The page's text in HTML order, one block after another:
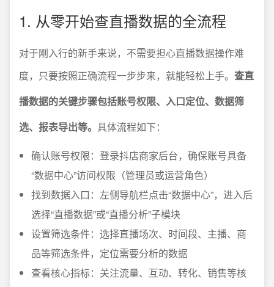
1. 从零开始查直播数据的全流程
对于刚入行的新手来说，不需要担心直播数据操作难
度，只要按照正确流程一步步来，就能轻松上手。 查直
播数据的关键步骤包括账号权限、入口定位、数据筛
选、报表导出等。 具体流程如下：
确认账号权限：登录抖店商家后台，确保账号具备
“数据中心”访问权限（管理员或运营角色）
找到数据入口：左侧导航栏点击“数据中心”，进入后
选择“直播数据”或“直播分析”子模块
设置筛选条件：选择直播场次、时间段、主播、商
品等筛选条件，定位需要分析的数据
查看核心指标：关注流量、互动、转化、销售等核